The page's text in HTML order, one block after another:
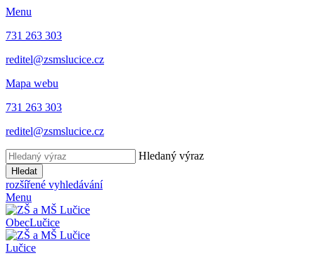
Menu
731 263 303
reditel@zsmslucice.cz
Mapa webu
731 263 303
reditel@zsmslucice.cz
Hledaný výraz
Hledat
rozšířené vyhledávání
Menu
ObecLučice
Lučice